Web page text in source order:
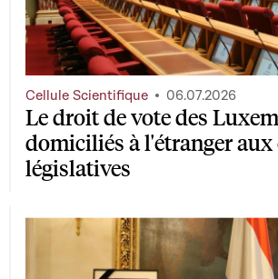
Le droit de vote des
domiciliés à l'étranger aux
législatives
Cellule Scientifique 06.07.2026